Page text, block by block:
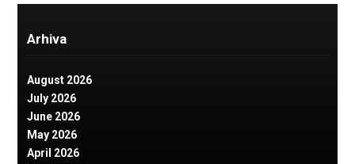
Arhiva
August 2026
July 2026
June 2026
May 2026
April 2026